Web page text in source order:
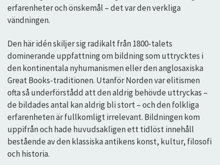
erfarenheter och önskemål – det var den verkliga
vändningen.
Den här idén skiljer sig radikalt från 1800-talets
dominerande uppfattning om bildning som uttrycktes i
den kontinentala nyhumanismen eller den anglosaxiska
Great Books-traditionen. Utanför Norden var elitismen
ofta så underförstådd att den aldrig behövde uttryckas –
de bildades antal kan aldrig bli stort – och den folkliga
erfarenheten är fullkomligt irrelevant. Bildningen kom
uppifrån och hade huvudsakligen ett tidlöst innehåll
bestående av den klassiska antikens konst, kultur, filosofi
och historia.